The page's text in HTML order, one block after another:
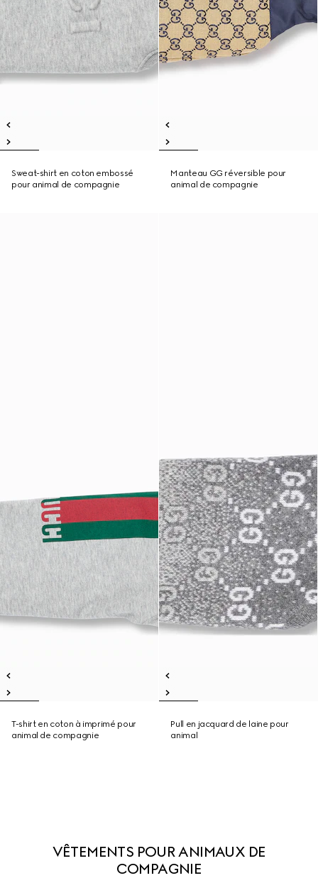
Sweat-shirt en coton embossé
pour animal de compagnie
Manteau GG réversible pour
animal de compagnie
T-shirt en coton à imprimé pour
animal de compagnie
Pull en jacquard de laine pour
animal
VÊTEMENTS POUR ANIMAUX DE
COMPAGNIE